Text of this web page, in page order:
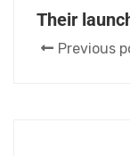
Their
Previous